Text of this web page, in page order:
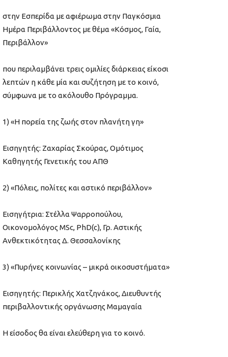
στην Εσπερίδα με αφιέρωμα στην Παγκόσμια
Ημέρα Περιβάλλοντος με θέμα «Κόσμος, Γαία,
Περιβάλλον»
που περιλαμβάνει τρεις ομιλίες διάρκειας είκοσι
λεπτών η κάθε μία και συζήτηση με το κοινό,
σύμφωνα με το ακόλουθο Πρόγραμμα.
1) «Η πορεία της ζωής στον πλανήτη γη»
Εισηγητής: Ζαχαρίας Σκούρας, Ομότιμος
Καθηγητής Γενετικής του ΑΠΘ
2) «Πόλεις, πολίτες και αστικό περιβάλλον»
Εισηγήτρια: Στέλλα Ψαρροπούλου,
Οικονομολόγος MSc, PhD(c), Γρ. Αστικής
Ανθεκτικότητας Δ. Θεσσαλονίκης
3) «Πυρήνες κοινωνίας – μικρά οικοσυστήματα»
Εισηγητής: Περικλής Χατζηνάκος, Διευθυντής
περιβαλλοντικής οργάνωσης Μαμαγαία
Η είσοδος θα είναι ελεύθερη για το κοινό.